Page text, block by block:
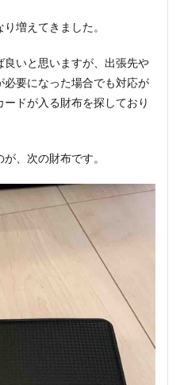
増えてきました。
いと思いますが、出張先や
要になった場合でも対応が
ドが入る財布を探しており
、次の財布です。